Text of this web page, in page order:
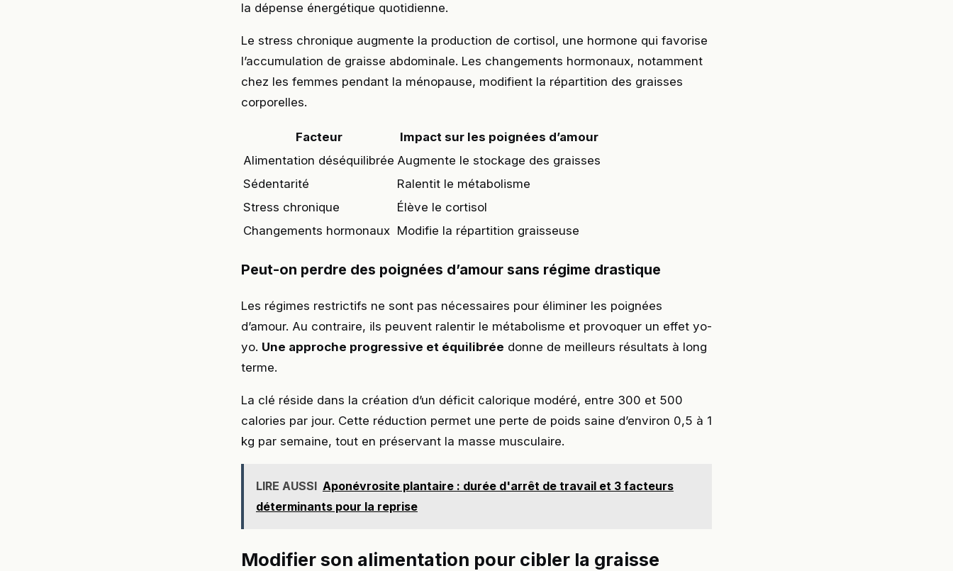
la dépense énergétique quotidienne.
Le stress chronique augmente la production de cortisol, une hormone qui favorise
l’accumulation de graisse abdominale. Les changements hormonaux, notamment
chez les femmes pendant la ménopause, modifient la répartition des graisses
corporelles.
Facteur
Impact sur les poignées d’amour
Alimentation déséquilibrée Augmente le stockage des graisses
Sédentarité
Ralentit le métabolisme
Stress chronique
Élève le cortisol
Changements hormonaux Modifie la répartition graisseuse
Peut-on perdre des poignées d’amour sans régime drastique
Les régimes restrictifs ne sont pas nécessaires pour éliminer les poignées
d’amour. Au contraire, ils peuvent ralentir le métabolisme et provoquer un effet yo-
yo. Une approche progressive et équilibrée donne de meilleurs résultats à long
terme.
La clé réside dans la création d’un déficit calorique modéré, entre 300 et 500
calories par jour. Cette réduction permet une perte de poids saine d’environ 0,5 à 1
kg par semaine, tout en préservant la masse musculaire.
LIRE AUSSI Aponévrosite plantaire : durée d'arrêt de travail et 3 facteurs
déterminants pour la reprise
Modifier son alimentation pour cibler la graisse